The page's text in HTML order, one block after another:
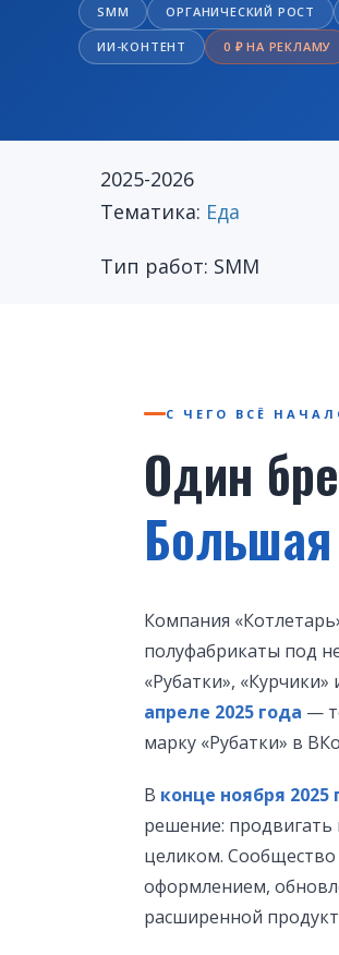
SMM ОРГАНИЧЕСКИЙ РОСТ
ИИ-КОНТЕНТ 0 ₽ НА РЕКЛАМУ
2025-2026
Тематика: Еда
Тип работ: SMM
С ЧЕГО ВСЁ
Один
Компания
полуфабрикаты под
«Рубатки»,
апреле 2025 года —
марку «Рубатки» в
В конце ноября 2025
решение:
целиком.
оформлением,
расширенной